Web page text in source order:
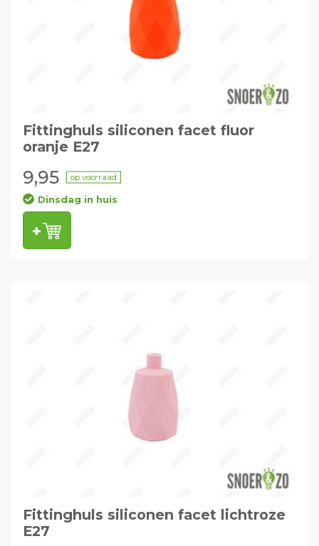
Fittinghuls siliconen facet fluor
oranje E27
9,95 op voorraad
Dinsdag in huis
Fittinghuls siliconen facet lichtroze
E27